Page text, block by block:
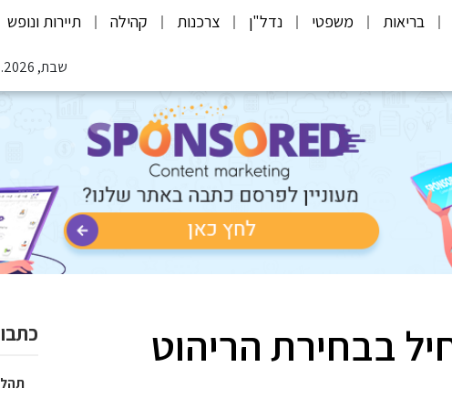
בריאות משפטי נדל"ן צרכנות קהילה תיירות ונופש
שבת, 08.08.2026
בבחירת הריהוט